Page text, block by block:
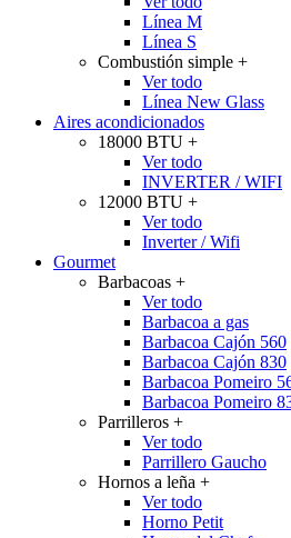
Línea M
Línea S
Combustión simple +
Ver todo
Línea New Glass
Aires acondicionados
18000 BTU +
Ver todo
INVERTER / WIFI
12000 BTU +
Ver todo
Inverter / Wifi
Gourmet
Barbacoas +
Ver todo
Barbacoa a gas
Barbacoa Cajón 560
Barbacoa Cajón 830
Barbacoa Pomeiro
Barbacoa Pomeiro
Parrilleros +
Ver todo
Parrillero Gaucho
Hornos a leña +
Ver todo
Horno Petit